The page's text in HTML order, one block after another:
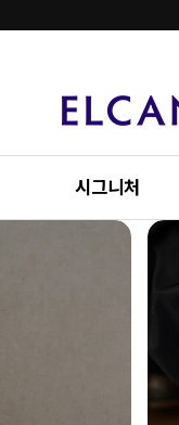
시그니처